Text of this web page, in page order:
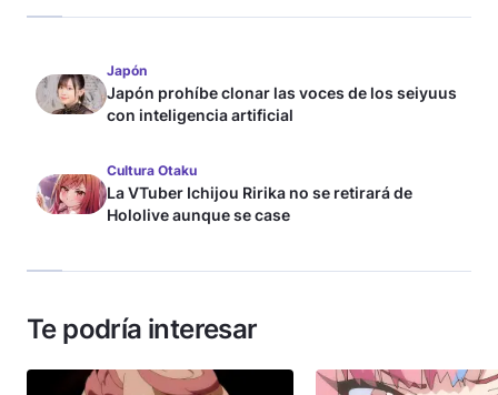
Japón
Japón prohíbe clonar las voces de los seiyuus
con inteligencia artificial
Cultura Otaku
La VTuber Ichijou Ririka no se retirará de
Hololive aunque se case
Te podría interesar